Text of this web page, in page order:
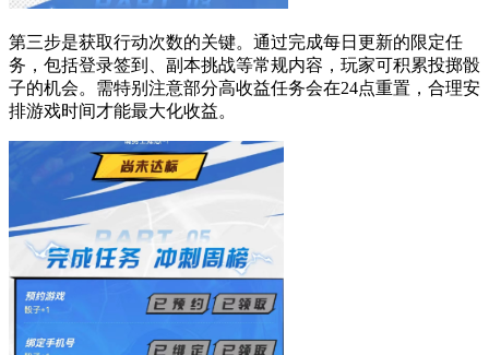
第三步是获取行动次数的关键。通过完成每日更新的限定任
务，包括登录签到、副本挑战等常规内容，玩家可积累投掷骰
子的机会。需特别注意部分高收益任务会在24点重置，合理安
排游戏时间才能最大化收益。